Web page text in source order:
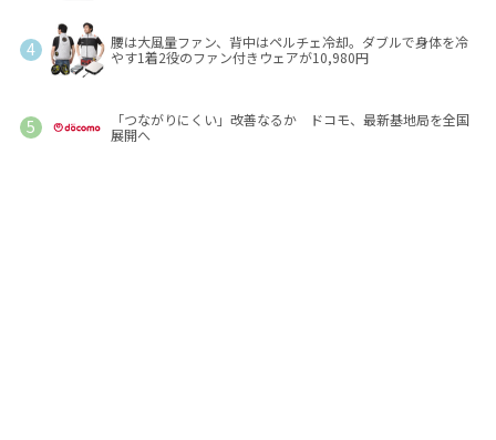
腰は大風量ファン、背中はペルチェ冷却。ダブルで身体を冷
やす1着2役のファン付きウェアが10,980円
「つながりにくい」改善なるか ドコモ、最新基地局を全国
展開へ